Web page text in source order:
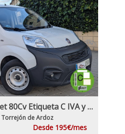
Fiat Fiorino 1.3Mjet 80Cv Etiqueta C IVA y Garantía Incluido
Torrejón de Ardoz
Desde 195€/mes